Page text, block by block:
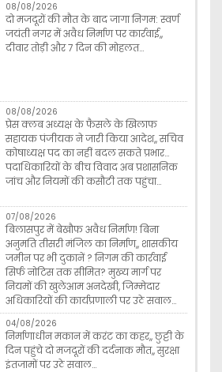
08/08/2026
दो मजदूरों की मौत के बाद जागा निगम: स्वर्ण
जयंती नगर में अवैध निर्माण पर कार्रवाई,,
दीवार तोड़ी और 7 दिन की मोहलत…
08/08/2026
प्रेस क्लब अध्यक्ष के फैसले के खिलाफ
सहायक पंजीयक ने जारी किया आदेश,, सचिव
कोषाध्यक्ष पद का नहीं बदल सकते प्रभार…
पदाधिकारियों के बीच विवाद अब प्रशासनिक
जांच और नियमों की कसौटी तक पहुंचा…
07/08/2026
बिलासपुर में बेखौफ अवैध निर्माण! बिना
अनुमति तीसरी मंजिल का निर्माण,, शासकीय
जमीन पर भी दुकानें ? निगम की कार्रवाई
सिर्फ नोटिस तक सीमित? मुख्य मार्ग पर
नियमों की खुलेआम अनदेखी, जिम्मेदार
अधिकारियों की कार्यप्रणाली पर उठे सवाल…
04/08/2026
निर्माणाधीन मकान में करंट का कहर,, छुट्टी के
दिन पहुंचे दो मजदूरों की दर्दनाक मौत,, सुरक्षा
इंतजामों पर उठे सवाल…